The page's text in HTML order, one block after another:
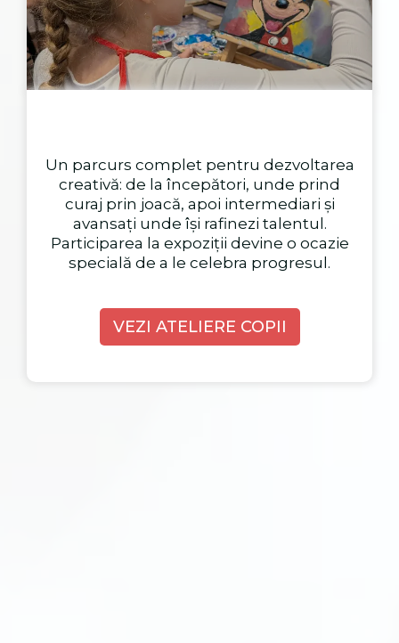
Un parcurs complet pentru dezvoltarea
creativă: de la începători, unde prind
curaj prin joacă, apoi intermediari și
avansați unde își rafinezi talentul.
Participarea la expoziții devine o ocazie
specială de a le celebra progresul.
VEZI ATELIERE COPII